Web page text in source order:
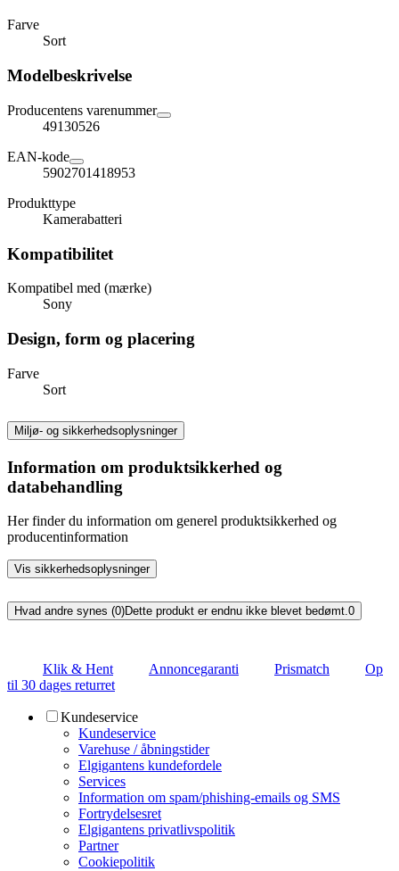
Farve
Sort
Modelbeskrivelse
Producentens varenummer
49130526
EAN-kode
5902701418953
Produkttype
Kamerabatteri
Kompatibilitet
Kompatibel med (mærke)
Sony
Design, form og placering
Farve
Sort
Miljø- og sikkerhedsoplysninger
Information om produktsikkerhed og
databehandling
Her finder du information om generel produktsikkerhed og
producentinformation
Vis sikkerhedsoplysninger
Hvad andre synes (0)Dette produkt er endnu ikke blevet bedømt.0
Klik & Hent Annoncegaranti Prismatch
Op
til 30 dages returret
Kundeservice
Kundeservice
Varehuse / åbningstider
Elgigantens kundefordele
Services
Information om spam/phishing-emails og SMS
Fortrydelsesret
Elgigantens privatlivspolitik
Partner
Cookiepolitik